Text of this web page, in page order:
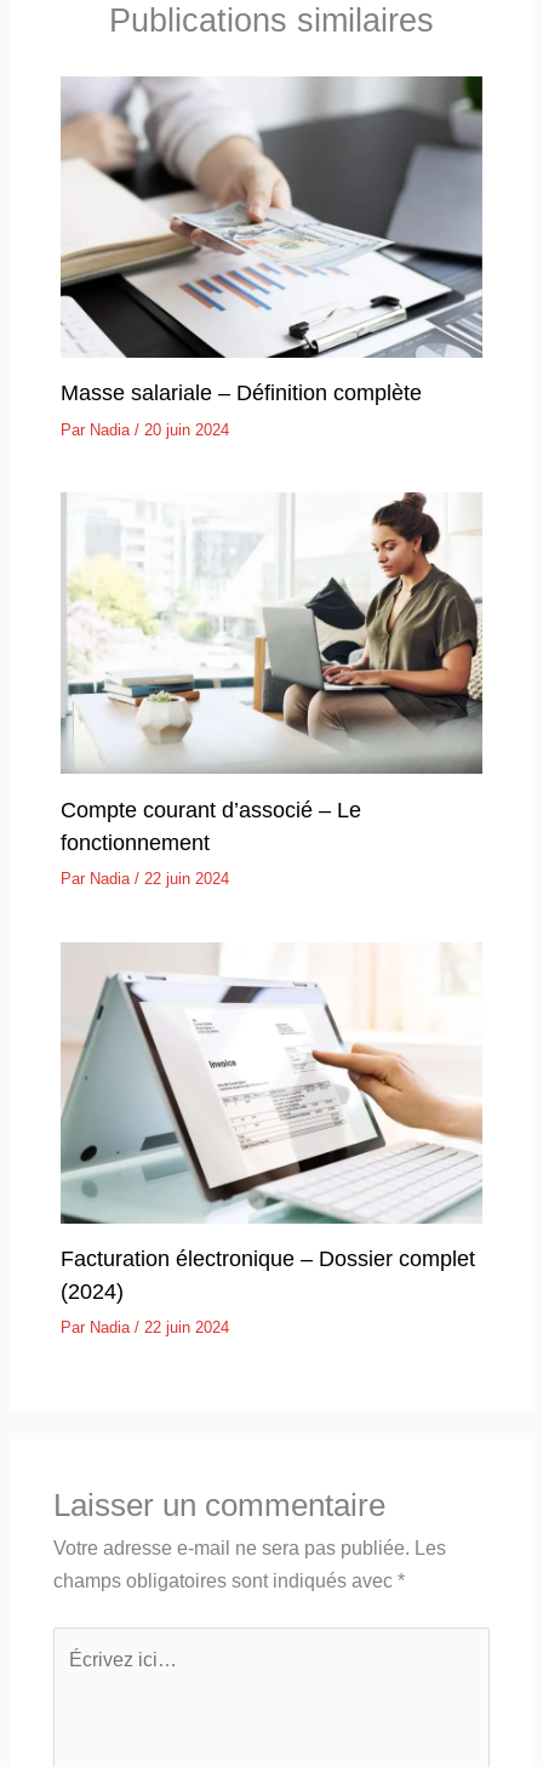
Publications similaires
Masse salariale – Définition complète
Par Nadia / 20 juin 2024
Compte courant d’associé – Le
fonctionnement
Par Nadia / 22 juin 2024
Facturation électronique – Dossier complet
(2024)
Par Nadia / 22 juin 2024
Laisser un commentaire
Votre adresse e-mail ne sera pas publiée. Les
champs obligatoires sont indiqués avec *